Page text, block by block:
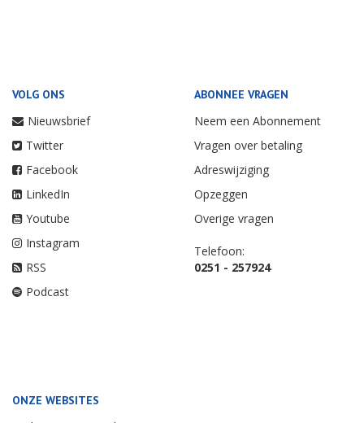
VOLG ONS
Nieuwsbrief
Twitter
Facebook
LinkedIn
Youtube
Instagram
RSS
Podcast
ABONNEE VRAGEN
Neem een Abonnement
Vragen over betaling
Adreswijziging
Opzeggen
Overige vragen
Telefoon:
0251 - 257924
ONZE WEBSITES